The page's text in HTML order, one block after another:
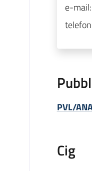
e-mail:
PVL/
Cig